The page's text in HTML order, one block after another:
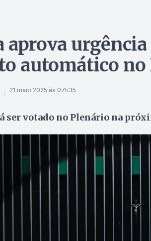
aprova
automático no
21 maio 2025 às 07h35
ser votado no Plenário na